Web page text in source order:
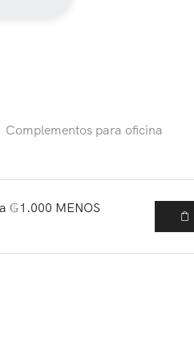
Complementos para oficina
₲1.000 MENOS